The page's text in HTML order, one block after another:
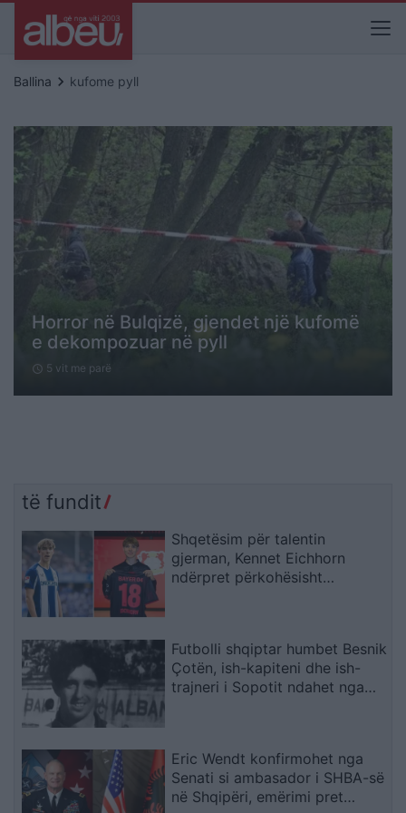
Ballina keyboard_arrow_right kufome pyll
Horror në Bulqizë, gjendet një kufomë
e dekompozuar në pyll
schedule 5 vit me parë
të fundit
Shqetësim për talentin
gjerman, Kennet Eichhorn
ndërpret përkohësisht
Futbolli shqiptar humbet Besnik
Çotën, ish-kapiteni dhe ish-
trajneri i Sopotit ndahet nga
Eric Wendt konfirmohet nga
Senati si ambasador i SHBA-së
në Shqipëri, emërimi pret